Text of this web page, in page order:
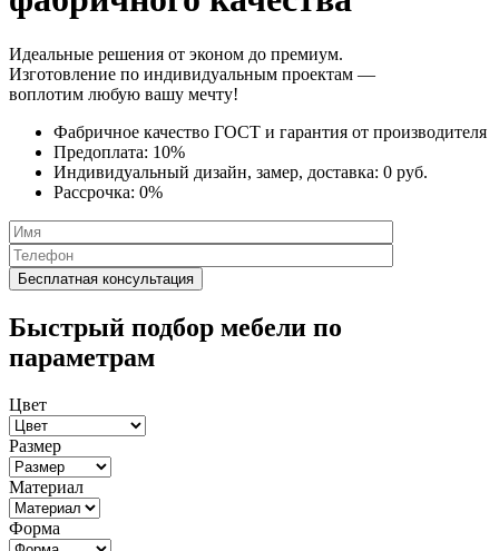
Идеальные решения от эконом до премиум.
Изготовление по индивидуальным проектам —
воплотим любую вашу мечту!
Фабричное качество ГОСТ и гарантия от производителя
Предоплата: 10%
Индивидуальный дизайн, замер, доставка: 0 руб.
Рассрочка: 0%
Быстрый подбор мебели по
параметрам
Цвет
Размер
Материал
Форма